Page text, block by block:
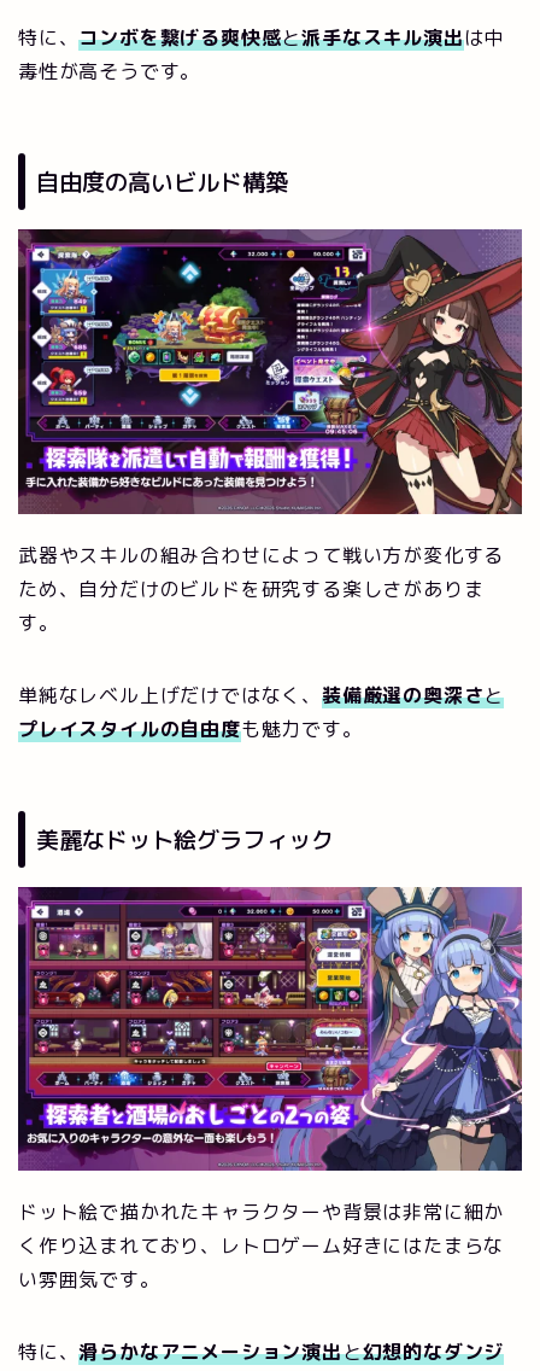
特に、コンボを繋げる爽快感と派手なスキル演出は中
毒性が高そうです。
自由度の高いビルド構築
武器やスキルの組み合わせによって戦い方が変化する
ため、自分だけのビルドを研究する楽しさがありま
す。
単純なレベル上げだけではなく、 装備厳選の奥深さと
プレイスタイルの自由度も魅力です。
美麗なドット絵グラフィック
ドット絵で描かれたキャラクターや背景は非常に細か
く作り込まれており、レトロゲーム好きにはたまらな
い雰囲気です。
特に、滑らかなアニメーション演出と幻想的なダンジ